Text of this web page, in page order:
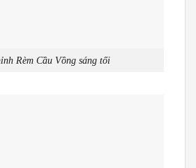
Rèm Cầu Vồng sáng tối